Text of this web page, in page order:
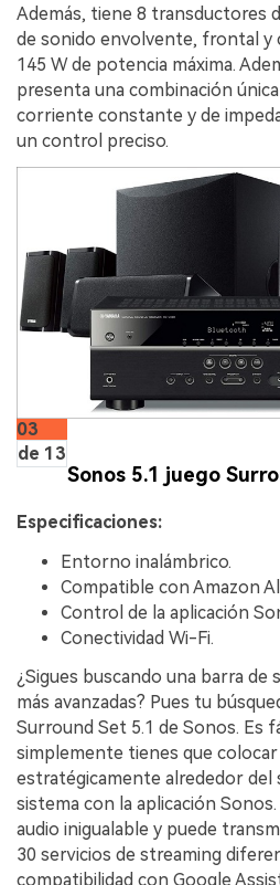
Además, tiene 8 transductores
de sonido envolvente, frontal y
145 W de potencia máxima.
presenta una combinación
corriente constante y de
un control preciso.
03
de 13
Sonos 5.1 juego
Especificaciones:
Entorno inalámbrico.
Compatible con Amazon
Control de la aplicación
Conectividad Wi-Fi.
¿Sigues buscando una barra
más avanzadas? Pues tu
Surround Set 5.1 de Sonos. Es
simplemente tienes que
estratégicamente alrededor del
sistema con la aplicación
audio inigualable y puede
30 servicios de streaming
compatibilidad con Google